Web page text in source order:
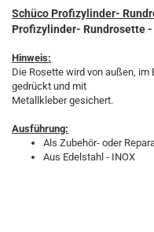
Schüco Profizylinder-
Profizylinder- Rundrosette -
Hinweis:
Die Rosette wird von außen, im
gedrückt und mit
Metallkleber gesichert.
Ausführung:
Als Zubehör- oder
Aus Edelstahl - INOX